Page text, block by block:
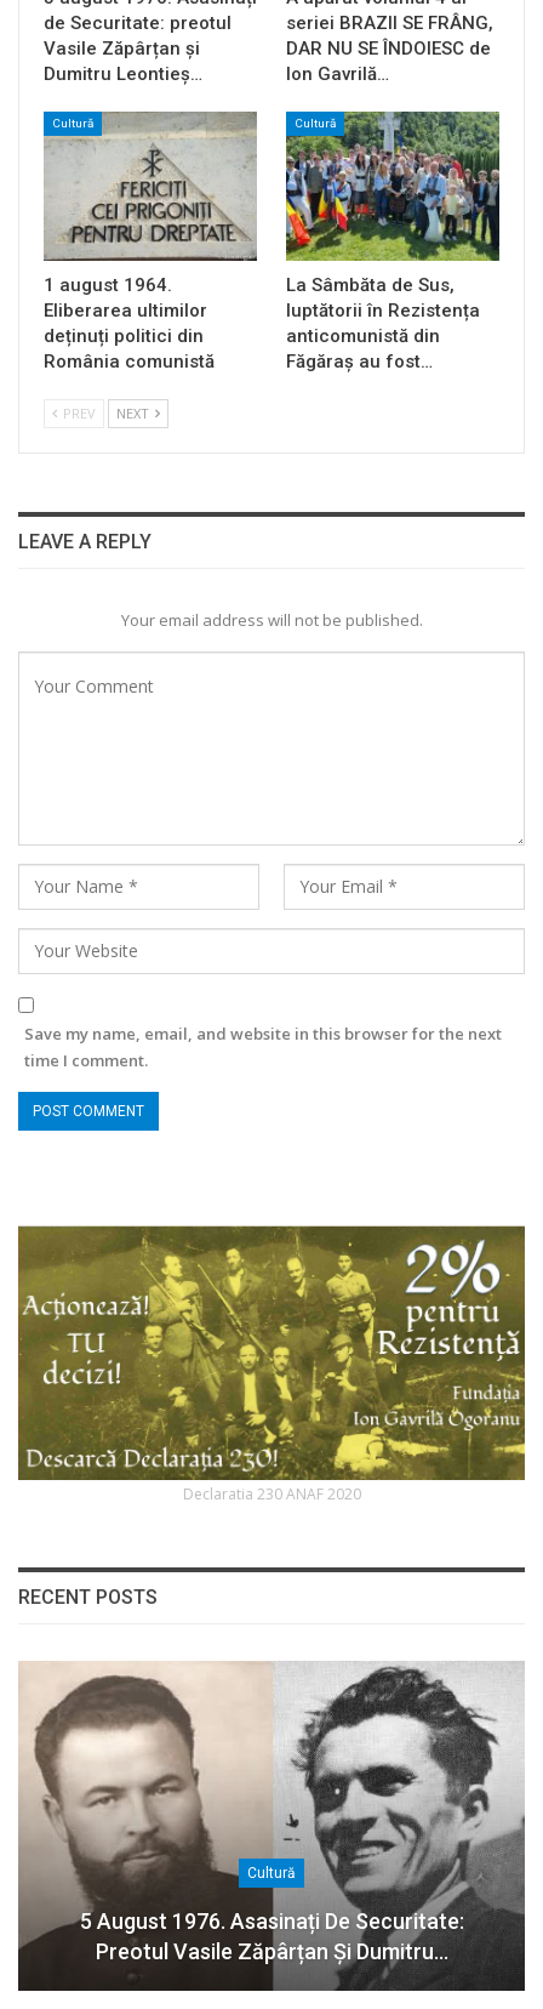
de Securitate: preotul
Vasile Zăpârțan și
Dumitru Leontieș…
seriei BRAZII SE FRÂNG,
DAR NU SE ÎNDOIESC de
Ion Gavrilă…
Cultură
1 august 1964.
Eliberarea ultimilor
deținuți politici din
România comunistă
Cultură
La Sâmbăta de Sus,
luptătorii în Rezistența
anticomunistă din
Făgăraș au fost…
PREV NEXT
LEAVE A REPLY
Your email address will not be published.
Save my name, email, and website in this browser for the next
time I comment.
Declaratia 230 ANAF 2020
RECENT POSTS
Cultură
5 August 1976. Asasinați De Securitate:
Preotul Vasile Zăpârțan Și Dumitru…